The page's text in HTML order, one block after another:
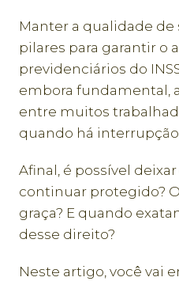
Manter a qualidade
pilares para garantir o
previdenciários do
embora fundamental,
entre muitos
quando há
Afinal, é possível
continuar protegido?
graça? E quando
desse direito?
Neste artigo, você vai